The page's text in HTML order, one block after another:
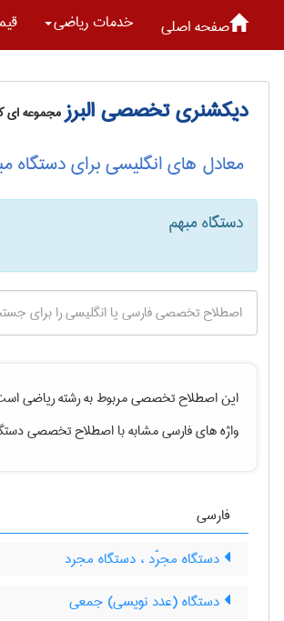
صفحه اصلی خدمات رياضی
دیکشنری تخصصی البرزمجموعه ای
معادل های انگلیسی برای دستگاه
دستگاه مبهم
این اصطلاح تخصصی مربوط به رشتهرياضی
واژه های فارسی مشابه با اصطلاح تخصصی
فارسی
دستگاه مجرّد ، دستگاه مجرد
دستگاه (عدد نویسی) جمعی